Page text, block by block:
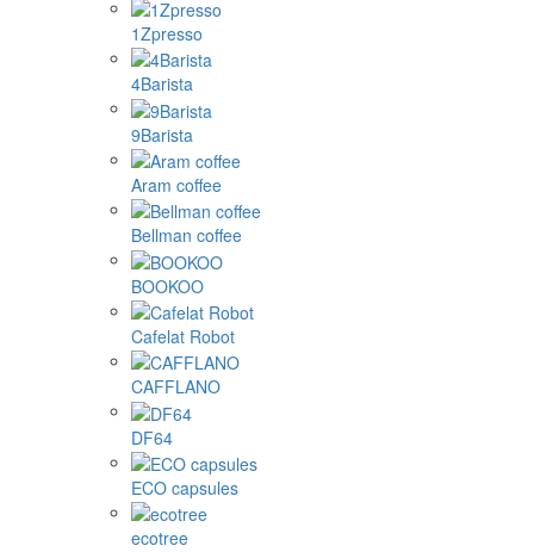
1Zpresso
4Barista
9Barista
Aram coffee
Bellman coffee
BOOKOO
Cafelat Robot
CAFFLANO
DF64
ECO capsules
ecotree